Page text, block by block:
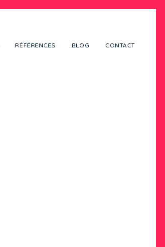
RÉFÉRENCES BLOG CONTACT